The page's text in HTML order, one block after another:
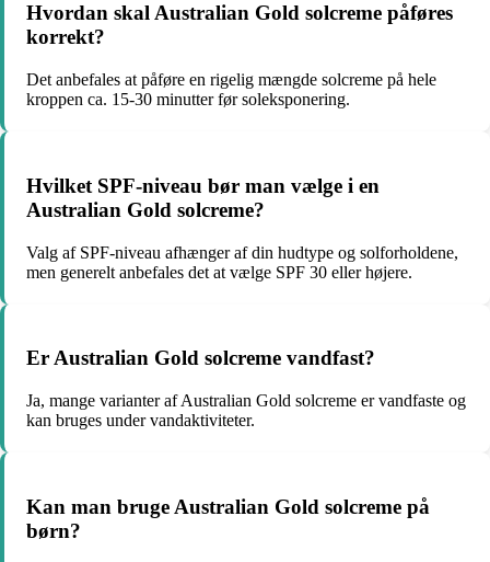
Hvordan skal Australian Gold solcreme påføres
korrekt?
Det anbefales at påføre en rigelig mængde solcreme på hele
kroppen ca. 15-30 minutter før soleksponering.
Hvilket SPF-niveau bør man vælge i en
Australian Gold solcreme?
Valg af SPF-niveau afhænger af din hudtype og solforholdene,
men generelt anbefales det at vælge SPF 30 eller højere.
Er Australian Gold solcreme vandfast?
Ja, mange varianter af Australian Gold solcreme er vandfaste og
kan bruges under vandaktiviteter.
Kan man bruge Australian Gold solcreme på
børn?